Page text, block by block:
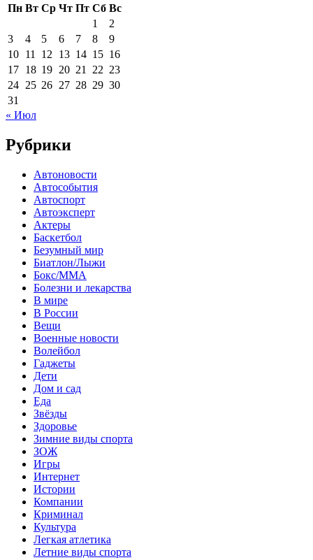
Пн Вт Ср Чт Пт Сб Вс
1
2
3
4 5 6 7 8
9
10 11 12 13 14 15 16
17 18 19 20 21 22 23
24 25 26 27 28 29 30
31
« Июл
Рубрики
Автоновости
Автособытия
Автоспорт
Автоэксперт
Актеры
Баскетбол
Безумный мир
Биатлон/Лыжи
Бокс/MMA
Болезни и лекарства
В мире
В России
Вещи
Военные новости
Волейбол
Гаджеты
Дети
Дом и сад
Еда
Звёзды
Здоровье
Зимние виды спорта
ЗОЖ
Игры
Интернет
Истории
Компании
Криминал
Культура
Легкая атлетика
Летние виды спорта